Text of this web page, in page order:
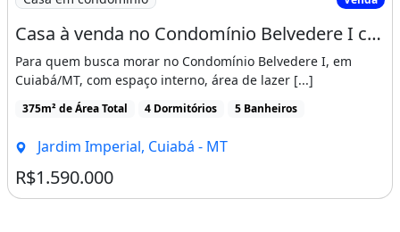
modernos e lustre sobre mesa de jantar<br
/>
✅ Móveis planejados em todos os
ambientes – acabamento premium<br />
detalhes em LED<br />
✅ 4 aparelhos de ar-condicionado já
Casa à venda no Condomínio Belvedere I com 4 quartos e piscina em Cuiabá/MT
Para quem busca morar no Condomínio Belvedere I, em
Cuiabá/MT, com espaço interno, área de lazer [...]
375m² de Área Total 4 Dormitórios 5 Banheiros
Jardim Imperial, Cuiabá - MT
R$1.590.000